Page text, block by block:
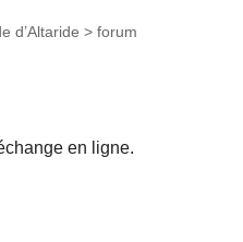
d’Altaride > forum
en ligne.